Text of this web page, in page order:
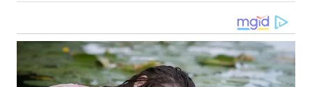
SULSEL
WN